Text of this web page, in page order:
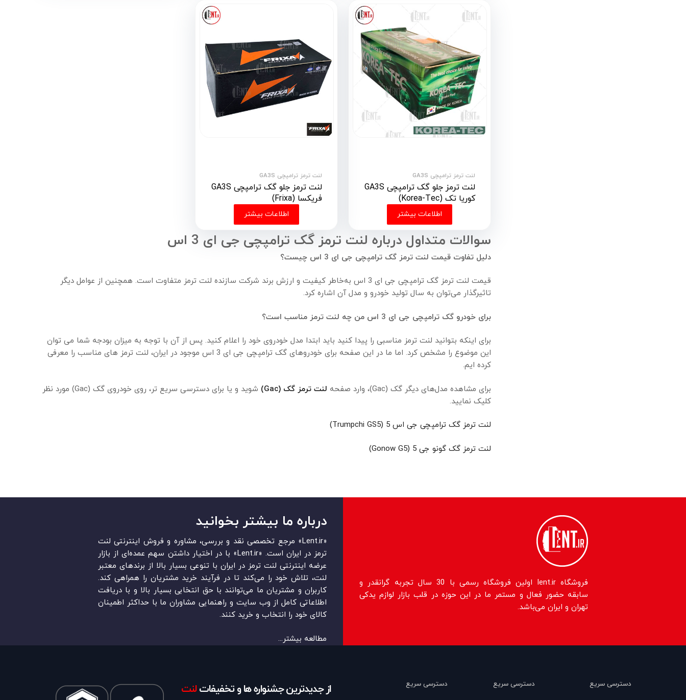
لنت ترمز ترامپچی GA3S
لنت ترمز جلو گک ترامپچی GA3S
کوریا تک (Korea-Tec)
اطلاعات بیشتر
لنت ترمز ترامپچی GA3S
لنت ترمز جلو گک ترامپچی GA3S
فریکسا (Frixa)
اطلاعات بیشتر
سوالات متداول درباره لنت ترمز گک ترامپچی جی ای 3 اس
دلیل تفاوت قیمت لنت ترمز گک ترامپچی جی ای 3 اس چیست؟
قیمت لنت ترمز گک ترامپچی جی ای 3 اس به‌خاطر کیفیت و ارزش برند شرکت سازنده لنت ترمز متفاوت است. همچنین از عوامل دیگر
تاثیر‌گذار می‌توان به سال تولید خودرو و مدل آن اشاره کرد.
برای خودرو گک ترامپچی جی ای 3 اس من چه لنت ترمز مناسب است؟
برای اینکه بتوانید لنت ترمز مناسبی را پیدا کنید باید ابتدا مدل خودروی خود را اعلام کنید. پس از آن با توجه به میزان بودجه شما می توان
این موضوع را مشخص کرد. اما ما در این صفحه برای خودروهای گک ترامپچی جی ای 3 اس موجود در ایران، لنت ترمز های مناسب را معرفی
کرده ایم.
برای مشاهده مدل‌های دیگر گک (Gac)، وارد صفحه لنت ترمز گک (Gac)
شوید و یا برای دسترسی سریع تر، روی خودروی گک (Gac) مورد نظر
کلیک نمایید.
لنت ترمز گک ترامپچی جی اس 5 (Trumpchi GS5)
لنت ترمز گک گونو جی 5 (Gonow G5)
فروشگاه lent.ir اولین فروشگاه رسمی با 30 سال تجربه گرانقدر و
سابقه حضور فعال و مستمر ما در این حوزه در قلب بازار لوازم یدکی
تهران و ایران می‌باشد.
درباره ما بیشتر بخوانید
«Lent.ir» مرجع تخصصی نقد و بررسی، مشاوره و فروش اینترنتی لنت
ترمز در ایران است. «Lent.ir» با در اختیار داشتن سهم عمده‏‌ای از بازار
عرضه اینترنتی لنت ترمز در ایران با تنوعی بسیار بالا از برندهای معتبر
لنت، تلاش خود را می‌‏‏کند تا در فرآیند خرید مشتریان را همراهی کند.
کاربران و مشتریان ما می‏‏‌توانند با حق انتخابی بسیار بالا و با دریافت
اطلاعاتی کامل از وب سایت و راهنمایی مشاوران ما با حداکثر اطمینان
کالای خود را انتخاب و خرید کنند.
مطالعه بیشتر...
دسترسی سریع دسترسی سریع دسترسی سریع از جدیدترین جشنواره ها و تخفیفاتلنت